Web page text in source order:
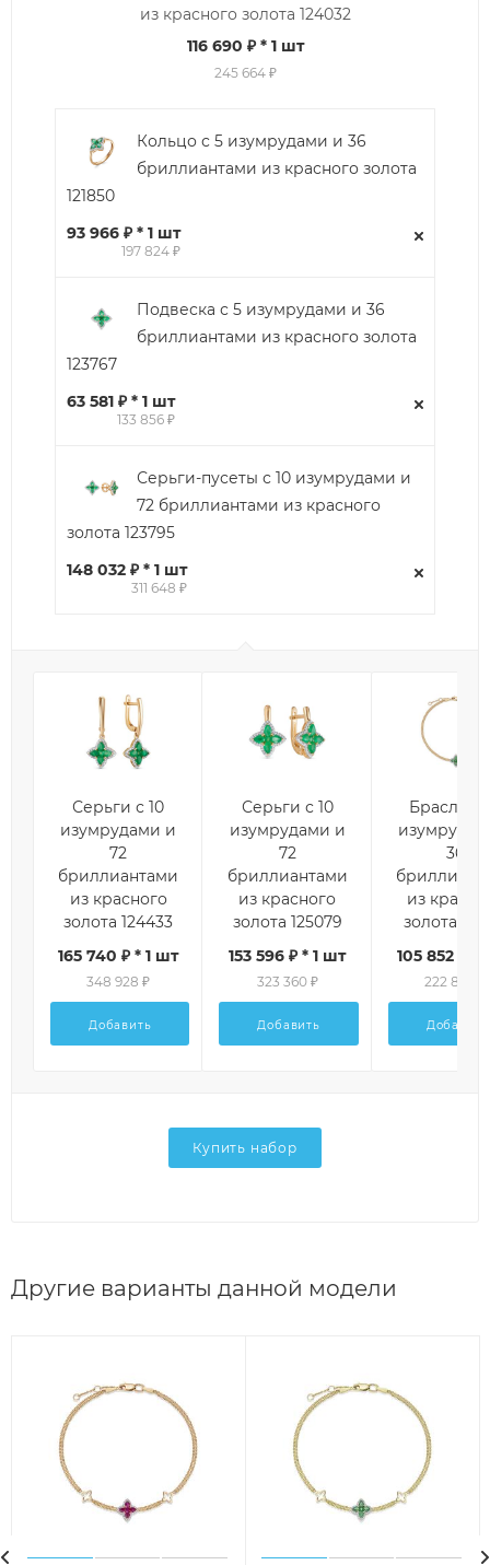
из красного золота 124032
116 690 ₽* 1 шт
245 664 ₽
Кольцо с 5 изумрудами и 36
бриллиантами из красного золота
121850
93 966 ₽ * 1 шт
197 824 ₽
Подвеска с 5 изумрудами и 36
бриллиантами из красного золота
123767
63 581 ₽ * 1 шт
133 856 ₽
Серьги-пусеты с 10 изумрудами и
72 бриллиантами из красного
золота 123795
148 032 ₽ * 1 шт
311 648 ₽
Серьги с 10
изумрудами и
72
бриллиантами
из красного
золота 124433
165 740 ₽ * 1 шт
348 928 ₽
Добавить
Серьги с 10
изумрудами и
72
бриллиантами
из красного
золота 125079
153 596 ₽ * 1 шт
323 360 ₽
Добавить
Браслет
36
из
золота
105 852 ₽ *
222 848 ₽
Добавить
Купить набор
Другие варианты данной модели